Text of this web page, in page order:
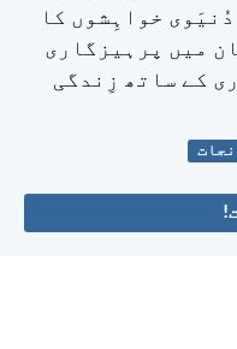
خواہِشوں کا
میں پرہیزگاری
کے ساتھ زِندگی
نجات